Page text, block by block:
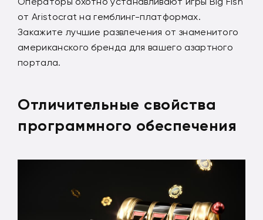
от Aristocrat на гемблинг-платформах.
Закажите лучшие развлечения от знаменитого
американского бренда для вашего азартного
портала.
Отличительные свойства
программного обеспечения